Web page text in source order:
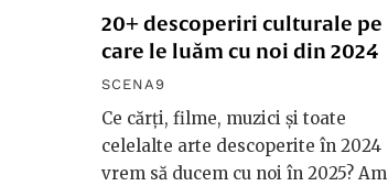
20+ descoperiri culturale pe
care le luăm cu noi din 2024
SCENA9
Ce cărți, filme, muzici și toate
celelalte arte descoperite în 2024
vrem să ducem cu noi în 2025? Am